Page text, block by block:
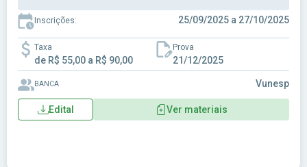
Inscrições: 25/09/2025 a 27/10/2025
Taxa
de R$ 55,00 a R$ 90,00
Prova
21/12/2025
BANCA Vunesp
Edital Ver materiais